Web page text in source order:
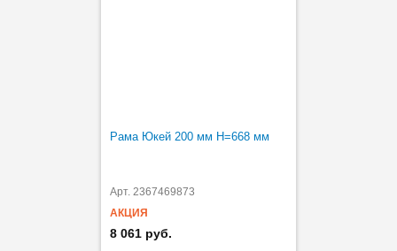
Рама Юкей 200 мм H=668 мм
Арт. 2367469873
АКЦИЯ
8 061 руб.